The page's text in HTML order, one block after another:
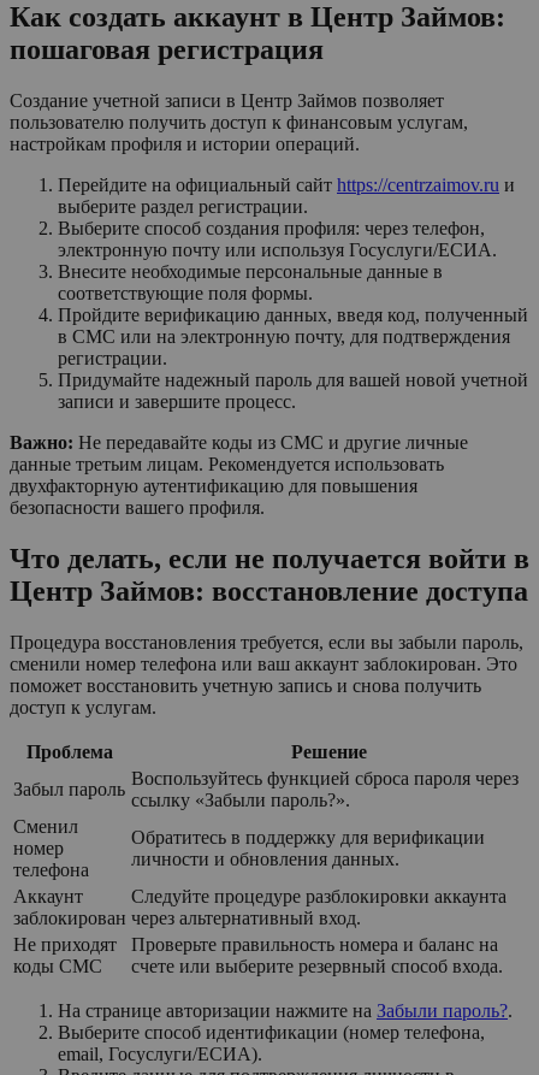
Как создать аккаунт в Центр Займов:
пошаговая регистрация
Создание учетной записи в Центр Займов позволяет
пользователю получить доступ к финансовым услугам,
настройкам профиля и истории операций.
Перейдите на официальный сайт https://centrzaimov.ru и
выберите раздел регистрации.
Выберите способ создания профиля: через телефон,
электронную почту или используя Госуслуги/ЕСИА.
Внесите необходимые персональные данные в
соответствующие поля формы.
Пройдите верификацию данных, введя код, полученный
в СМС или на электронную почту, для подтверждения
регистрации.
Придумайте надежный пароль для вашей новой учетной
записи и завершите процесс.
Важно: Не передавайте коды из СМС и другие личные
данные третьим лицам. Рекомендуется использовать
двухфакторную аутентификацию для повышения
безопасности вашего профиля.
Что делать, если не получается войти в
Центр Займов: восстановление доступа
Процедура восстановления требуется, если вы забыли пароль,
сменили номер телефона или ваш аккаунт заблокирован. Это
поможет восстановить учетную запись и снова получить
доступ к услугам.
Проблема
Решение
Забыл пароль
Воспользуйтесь функцией сброса пароля через
ссылку «Забыли пароль?».
Сменил
номер
телефона
Обратитесь в поддержку для верификации
личности и обновления данных.
Аккаунт
заблокирован
Следуйте процедуре разблокировки аккаунта
через альтернативный вход.
Не приходят
коды СМС
Проверьте правильность номера и баланс на
счете или выберите резервный способ входа.
На странице авторизации нажмите на Забыли пароль?.
Выберите способ идентификации (номер телефона,
email, Госуслуги/ЕСИА).